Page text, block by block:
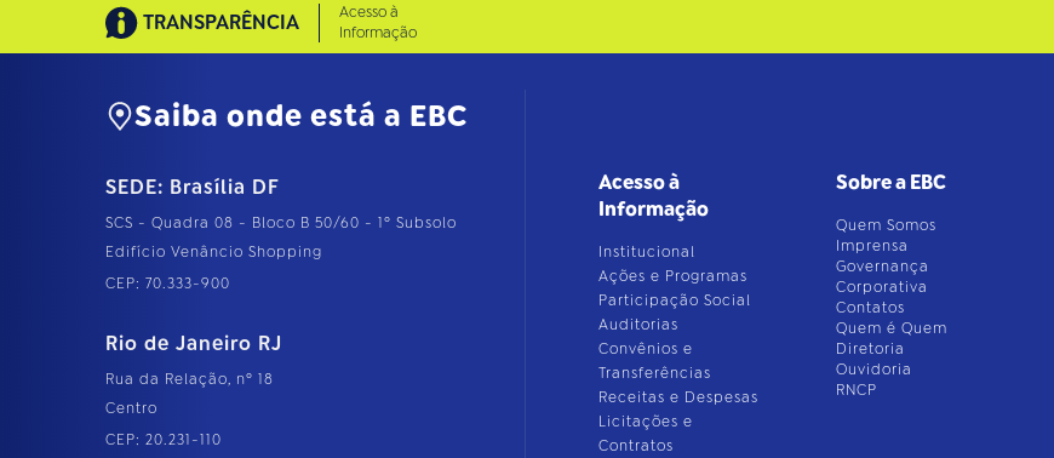
TRANSPARÊNCIA
Acesso à
Informação
Saiba onde está a EBC
SEDE: Brasília DF
SCS - Quadra 08 - Bloco B 50/60 - 1º Subsolo
Edifício Venâncio Shopping
CEP: 70.333-900
Rio de Janeiro RJ
Rua da Relação, nº 18
Centro
CEP: 20.231-110
Acesso à
Informação
Institucional
Ações e Programas
Participação Social
Auditorias
Convênios e
Transferências
Receitas e Despesas
Licitações e
Contratos
Sobre a EBC
Quem Somos
Imprensa
Governança
Corporativa
Contatos
Quem é Quem
Diretoria
Ouvidoria
RNCP